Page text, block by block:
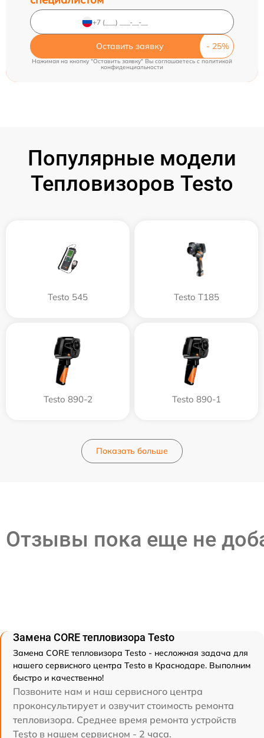
Оставить заявку
Нажимая на кнопку "Оставить заявку" Вы соглашаетесь cполитикой
конфиденциальности
Популярные модели
Тепловизоров Testo
Testo 545 Testo T185
Testo 890-2 Testo 890-1
Показать больше
Отзывы пока еще не
Замена CORE тепловизора Testo
Замена CORE тепловизора Testo - несложная задача для
нашего сервисного центра Testo в Краснодаре. Выполним
быстро и качественно!
Позвоните нам и наш сервисного центра
проконсультирует и озвучит стоимость ремонта
тепловизора. Среднее время ремонта устройств
Testo в нашем сервисном - 2 часа.